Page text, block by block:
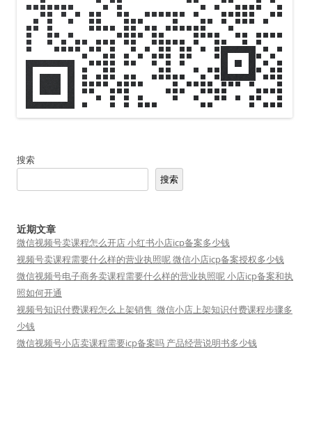
搜索
搜索
近期文章
微信视频号卖课程怎么开店 小红书小店icp备案多少钱
视频号卖课程需要什么样的营业执照呢 微信小店icp备案授权多少钱
微信视频号电子商务卖课程需要什么样的营业执照呢 小店icp备案和执
照如何开通
视频号知识付费课程怎么上架销售_微信小店上架知识付费课程步骤多
少钱
微信视频号小店卖课程需要icp备案吗 产品经营说明书多少钱